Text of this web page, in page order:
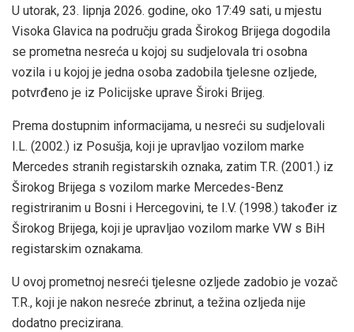
U utorak, 23. lipnja 2026. godine, oko 17:49 sati, u mjestu
Visoka Glavica na području grada Širokog Brijega dogodila
se prometna nesreća u kojoj su sudjelovala tri osobna
vozila i u kojoj je jedna osoba zadobila tjelesne ozljede,
potvrđeno je iz Policijske uprave Široki Brijeg.
Prema dostupnim informacijama, u nesreći su sudjelovali
I.L. (2002.) iz Posušja, koji je upravljao vozilom marke
Mercedes stranih registarskih oznaka, zatim T.R. (2001.) iz
Širokog Brijega s vozilom marke Mercedes-Benz
registriranim u Bosni i Hercegovini, te I.V. (1998.) također iz
Širokog Brijega, koji je upravljao vozilom marke VW s BiH
registarskim oznakama.
U ovoj prometnoj nesreći tjelesne ozljede zadobio je vozač
T.R., koji je nakon nesreće zbrinut, a težina ozljeda nije
dodatno precizirana.